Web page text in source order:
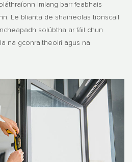
Imlang barr feabhais
Le blianta de shaineolas tionscail
solúbtha ar fáil chun
na gconraitheoirí agus na